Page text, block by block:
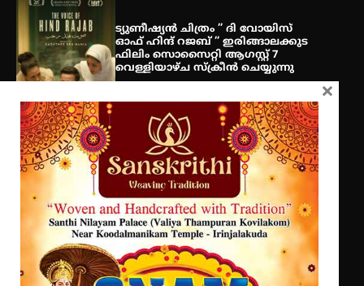
എം.ജി. യൂണിവേഴ്‌സിറ്റിയിൽ നിന്ന്
ഡോക്ടറേറ്റ് നേടിയ എൻ. ആര്യ
ട്യുണീഷ്യൻ ചിത്രം ” ദി വോയിസ്
ഓഫ് ഹിന്ദ് റജബ് ” ഇരിങ്ങാലക്കുട
ഫിലിം സൊസൈറ്റി ആഗസ്റ്റ് 7
വെള്ളിയാഴ്ച സ്‌ക്രീൻ ചെയ്യുന്നു
സെന്റ് ജോസഫ്സ് കോളജ്
കോമേഴ്‌സ് അസോസിയേഷന്
തുടക്കമായി
കോമേഴ്സ് എക്സ്പോയുമായി എസ്
എൻ ഹയർ സെക്കൻഡറി
വിദ്യാർത്ഥികൾ
×